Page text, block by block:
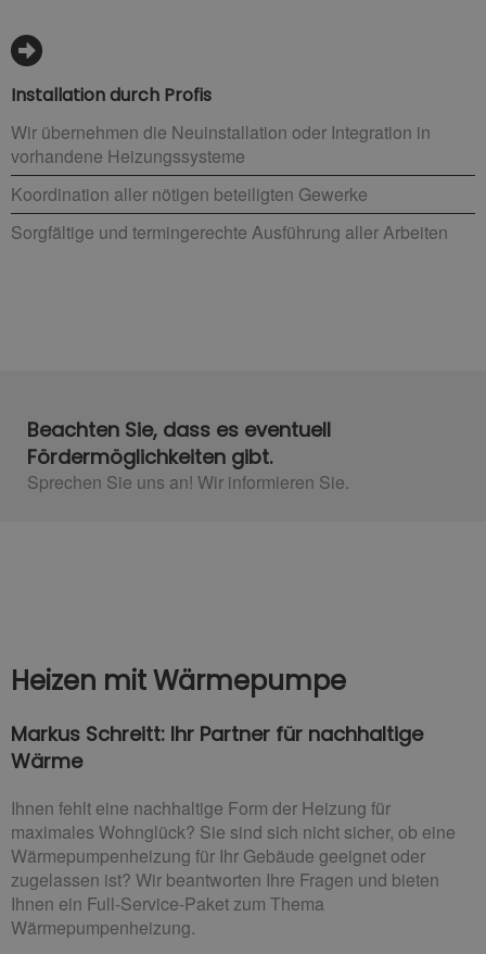
Installation durch Profis
Wir übernehmen die Neuinstallation oder Integration in
vorhandene Heizungssysteme
Koordination aller nötigen beteiligten Gewerke
Sorgfältige und termingerechte Ausführung aller Arbeiten
Beachten Sie, dass es eventuell
Fördermöglichkeiten gibt.
Sprechen Sie uns an! Wir informieren Sie.
Heizen mit Wärmepumpe
Markus Schreitt: Ihr Partner für nachhaltige
Wärme
Ihnen fehlt eine nachhaltige Form der Heizung für
maximales Wohnglück? Sie sind sich nicht sicher, ob eine
Wärmepumpenheizung für Ihr Gebäude geeignet oder
zugelassen ist? Wir beantworten Ihre Fragen und bieten
Ihnen ein Full-Service-Paket zum Thema
Wärmepumpenheizung.